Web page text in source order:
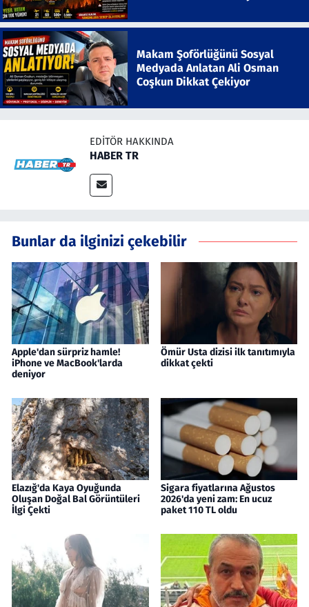
Makam Şoförlüğünü Sosyal
Medyada Anlatan Ali Osman
Coşkun Dikkat Çekiyor
EDITÖR HAKKINDA
HABER TR
Bunlar da ilginizi çekebilir
Apple'dan sürpriz hamle!
iPhone ve MacBook'larda
deniyor
Ömür Usta dizisi ilk tanıtımıyla
dikkat çekti
Elazığ'da Kaya Oyuğunda
Oluşan Doğal Bal Görüntüleri
İlgi Çekti
Sigara fiyatlarına Ağustos
2026'da yeni zam: En ucuz
paket 110 TL oldu